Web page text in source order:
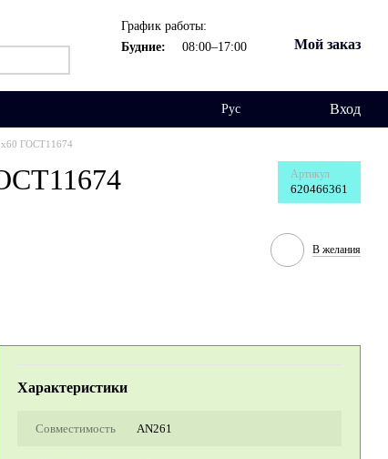
График работы:
Будние:
08:00–17:00 Мой заказ
Рус Вход
ГОСТ11674
Артикул
620466361
В желания
Характеристики
Совместимость AN261